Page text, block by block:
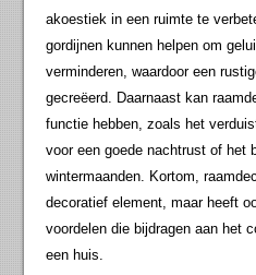
akoestiek in een ruimte te
gordijnen kunnen helpen om
verminderen, waardoor een
gecreëerd. Daarnaast kan
functie hebben, zoals het
voor een goede nachtrust of het
wintermaanden. Kortom,
decoratief element, maar heeft
voordelen die bijdragen aan het
een huis.